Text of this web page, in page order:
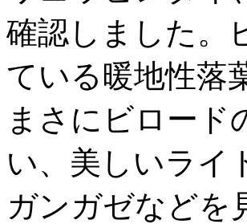
確認しました。
ている暖地性落
まさにビロード
い、美しいライ
ガンガゼなどを